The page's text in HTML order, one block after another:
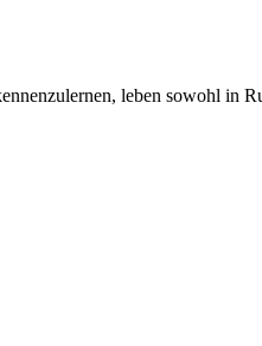
leben sowohl in